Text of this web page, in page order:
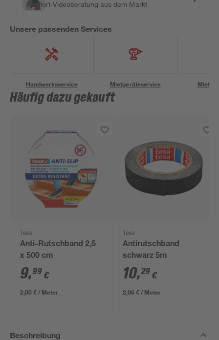
Sofort-Videoberatung aus dem Markt
Unsere passenden Services
Handwerksservice Mietgeräteservice
Häufig dazu gekauft
Tesa
Anti-Rutschband 2,5
x 500 cm
9,99 €
2,00 € / Meter
Tesa
Antirutschband
schwarz 5m
10,29 €
2,06 € / Meter
Beschreibung